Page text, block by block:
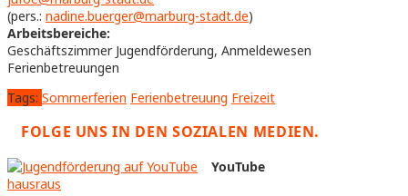
(pers.: nadine.buerger@marburg-stadt.de)
Arbeitsbereiche:
Geschäftszimmer Jugendförderung, Anmeldewesen
Ferienbetreuungen
Tags: Sommerferien Ferienbetreuung Freizeit
FOLGE UNS IN DEN SOZIALEN MEDIEN.
YouTube
hausraus